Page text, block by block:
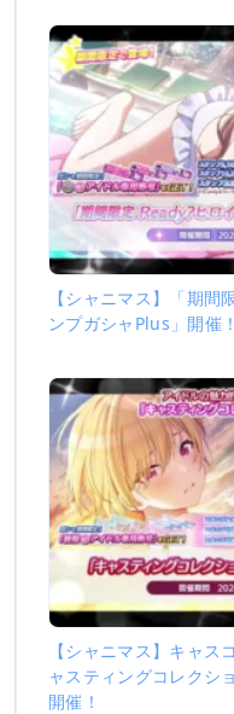
【シャニマス】「期間
ンプガシャPlus」開催！
【シャニマス】キャス
ャスティングコレクシ
開催！